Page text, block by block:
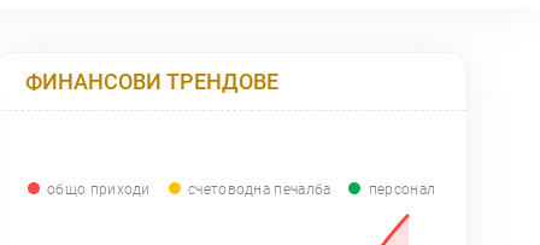
ФИНАНСОВИ ТРЕНДОВЕ
общо приходи счетоводна печалба персонал